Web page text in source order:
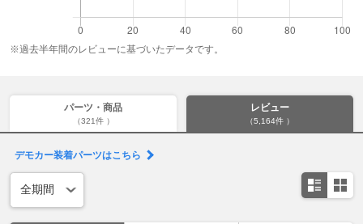
※過去半年間のレビューに基づいたデータです。
パーツ・商品
（321件 ）
レビュー
（5,164件 ）
デモカー装着パーツはこちら